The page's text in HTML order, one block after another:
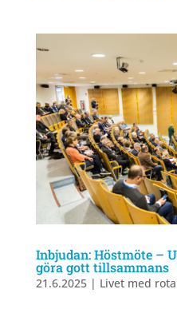
Inbjudan: Höstmöte –
göra gott tillsammans
21.6.2025| Livet med